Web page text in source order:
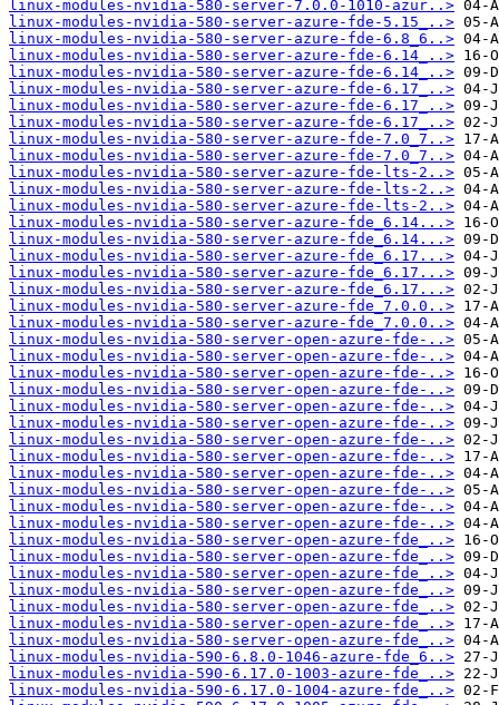
linux-modules-nvidia-580-server-7.0.0-1010-azur..>
linux-modules-nvidia-580-server-azure-fde-5.15_..>
linux-modules-nvidia-580-server-azure-fde-6.8_6..>
linux-modules-nvidia-580-server-azure-fde-6.14_..>
linux-modules-nvidia-580-server-azure-fde-6.14_..>
linux-modules-nvidia-580-server-azure-fde-6.17_..>
linux-modules-nvidia-580-server-azure-fde-6.17_..>
linux-modules-nvidia-580-server-azure-fde-6.17_..>
linux-modules-nvidia-580-server-azure-fde-7.0_7..>
linux-modules-nvidia-580-server-azure-fde-7.0_7..>
linux-modules-nvidia-580-server-azure-fde-lts-2..>
linux-modules-nvidia-580-server-azure-fde-lts-2..>
linux-modules-nvidia-580-server-azure-fde-lts-2..>
linux-modules-nvidia-580-server-azure-fde_6.14...>
linux-modules-nvidia-580-server-azure-fde_6.14...>
linux-modules-nvidia-580-server-azure-fde_6.17...>
linux-modules-nvidia-580-server-azure-fde_6.17...>
linux-modules-nvidia-580-server-azure-fde_6.17...>
linux-modules-nvidia-580-server-azure-fde_7.0.0..>
linux-modules-nvidia-580-server-azure-fde_7.0.0..>
linux-modules-nvidia-580-server-open-azure-fde-..>
linux-modules-nvidia-580-server-open-azure-fde-..>
linux-modules-nvidia-580-server-open-azure-fde-..>
linux-modules-nvidia-580-server-open-azure-fde-..>
linux-modules-nvidia-580-server-open-azure-fde-..>
linux-modules-nvidia-580-server-open-azure-fde-..>
linux-modules-nvidia-580-server-open-azure-fde-..>
linux-modules-nvidia-580-server-open-azure-fde-..>
linux-modules-nvidia-580-server-open-azure-fde-..>
linux-modules-nvidia-580-server-open-azure-fde-..>
linux-modules-nvidia-580-server-open-azure-fde-..>
linux-modules-nvidia-580-server-open-azure-fde-..>
linux-modules-nvidia-580-server-open-azure-fde_..>
linux-modules-nvidia-580-server-open-azure-fde_..>
linux-modules-nvidia-580-server-open-azure-fde_..>
linux-modules-nvidia-580-server-open-azure-fde_..>
linux-modules-nvidia-580-server-open-azure-fde_..>
linux-modules-nvidia-580-server-open-azure-fde_..>
linux-modules-nvidia-580-server-open-azure-fde_..>
linux-modules-nvidia-590-6.8.0-1046-azure-fde_6..>
linux-modules-nvidia-590-6.17.0-1003-azure-fde_..>
linux-modules-nvidia-590-6.17.0-1004-azure-fde_..>